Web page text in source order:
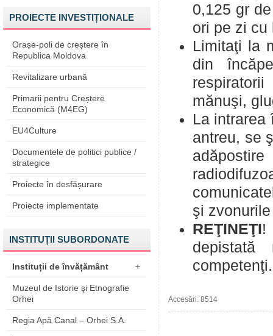
PROIECTE INVESTIȚIONALE
Orașe-poli de creștere în
Republica Moldova
Revitalizare urbană
Primarii pentru Creștere
Economică (M4EG)
EU4Culture
Documentele de politici publice /
strategice
Proiecte în desfășurare
Proiecte implementate
INSTITUȚII SUBORDONATE
Instituții de învățământ +
Muzeul de Istorie şi Etnografie
Orhei
Regia Apă Canal – Orhei S.A.
0,125 gr
ori pe zi cu
Limitaţi la
din
mănuşi,
La intrarea
antreu, se
şi
REŢINEŢI!
Accesări: 8514